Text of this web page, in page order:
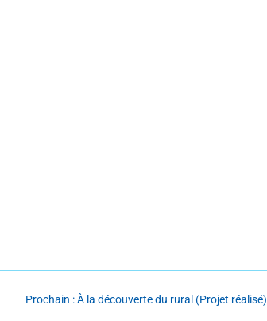
Prochain : À la découverte du rural (Projet réalisé)